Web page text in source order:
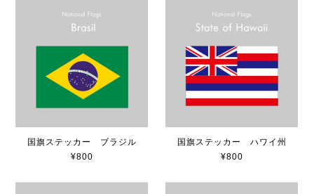
国旗ステッカー ブラジル
¥800
国旗ステッカー ハワイ州
¥800